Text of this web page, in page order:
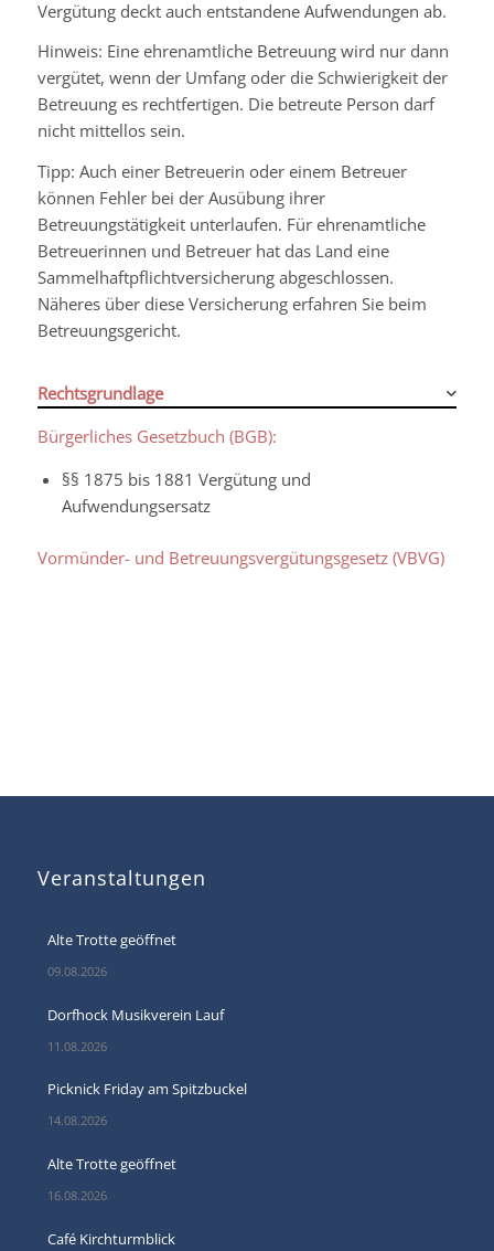
Vergütung deckt auch entstandene Aufwendungen ab.
Hinweis: Eine ehrenamtliche Betreuung wird nur dann
vergütet, wenn der Umfang oder die Schwierigkeit der
Betreuung es rechtfertigen. Die betreute Person darf
nicht mittellos sein.
Tipp: Auch einer Betreuerin oder einem Betreuer
können Fehler bei der Ausübung ihrer
Betreuungstätigkeit unterlaufen. Für ehrenamtliche
Betreuerinnen und Betreuer hat das Land eine
Sammelhaftpflichtversicherung abgeschlossen.
Näheres über diese Versicherung erfahren Sie beim
Betreuungsgericht.
Rechtsgrundlage
Bürgerliches Gesetzbuch (BGB):
§§ 1875 bis 1881 Vergütung und
Aufwendungsersatz
Vormünder- und Betreuungsvergütungsgesetz (VBVG)
Veranstaltungen
Alte Trotte geöffnet
09.08.2026
Dorfhock Musikverein Lauf
11.08.2026
Picknick Friday am Spitzbuckel
14.08.2026
Alte Trotte geöffnet
16.08.2026
Café Kirchturmblick